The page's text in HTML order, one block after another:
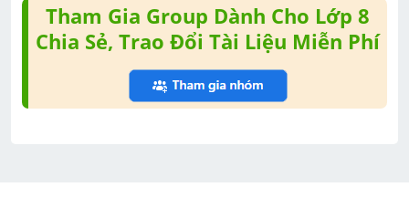
Tham Gia Group Dành Cho Lớp 8
Chia Sẻ, Trao Đổi Tài Liệu Miễn Phí